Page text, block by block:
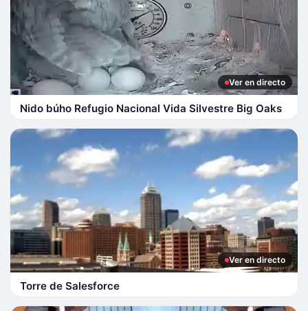
Ver en directo
Nido búho Refugio Nacional Vida Silvestre Big Oaks
Ver en directo
Torre de Salesforce